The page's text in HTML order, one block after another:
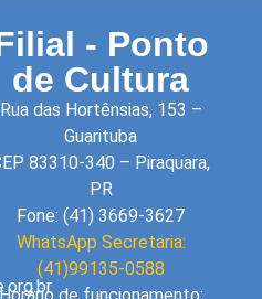
- Ponto
de Cultura
Rua das Hortênsias, 153 –
Guarituba
83310-340 – Piraquara,
PR
Fone: (41) 3669-3627
WhatsApp Secretaria:
(41)99135-0588